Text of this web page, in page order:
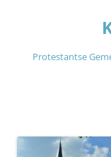
Protestantse